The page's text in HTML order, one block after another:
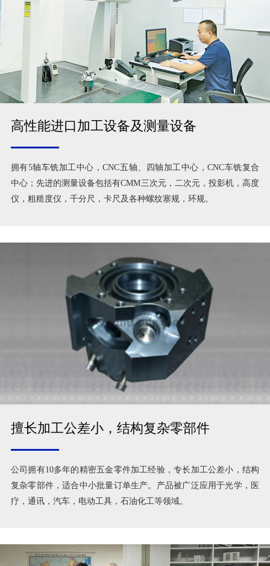
高性能进口加工设备及测量设备
拥有5轴车铣加工中心，CNC五轴、四轴加工中心，CNC车铣复合
中心；先进的测量设备包括有CMM三次元，二次元，投影机，高度
仪，粗糙度仪，千分尺，卡尺及各种螺纹塞规，环规。
擅长加工公差小，结构复杂零部件
公司拥有10多年的精密五金零件加工经验，专长加工公差小，结构
复杂零部件，适合中小批量订单生产。产品被广泛应用于光学，医
疗，通讯，汽车，电动工具，石油化工等领域。